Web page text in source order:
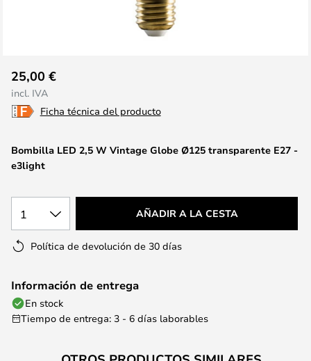
comienzo
de
galería
de
Bombilla LED 2,5 W Vintage Globe Ø125 transparente E27 -
e3light
25,00 €
incl. IVA
Ficha técnica del producto
1 AÑADIR A LA CESTA
Política de devolución de 30 días
Información de entrega
En stock
Tiempo de entrega: 3 - 6 días laborables